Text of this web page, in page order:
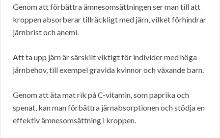
Genom att förbättra ämnesomsättningen ser man till att
kroppen absorberar tillräckligt med järn, vilket förhindrar
järnbrist och anemi.
Att ta upp järn är särskilt viktigt för individer med höga
järnbehov, till exempel gravida kvinnor och växande barn.
Genom att äta mat rik på C-vitamin, som paprika och
spenat, kan man förbättra järnabsorptionen och stödja en
effektiv ämnesomsättning i kroppen.